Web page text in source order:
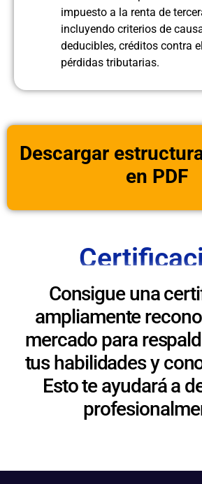
impuesto a la renta de
incluyendo criterios de
deducibles, créditos contra
pérdidas tributarias.
Descargar
en PDF
Consigue una
ampliamente
mercado para
tus habilidades y
Esto te ayudará a